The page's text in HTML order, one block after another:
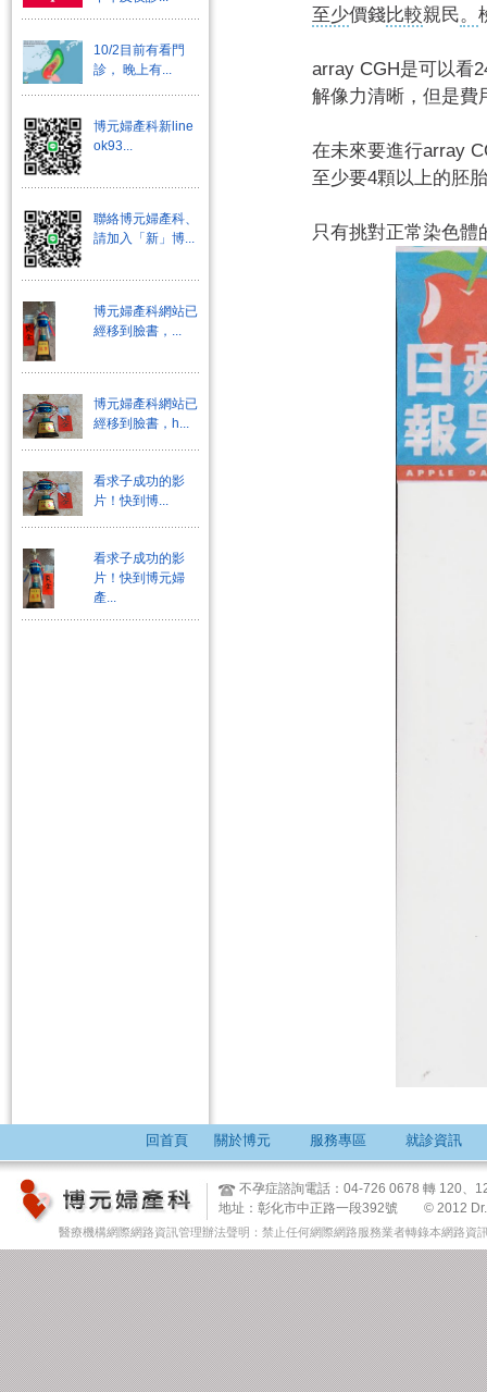
至少價錢比較親民。
array CGH是可以看
解像力清晰，但是費
在未來要進行array
至少要4顆以上的胚
只有挑對正常染色體
10/2目前有看門
診， 晚上有...
博元婦產科新line
ok93...
聯絡博元婦產科、
請加入「新」博...
博元婦產科網站已
經移到臉書，...
博元婦產科網站已
經移到臉書，h...
看求子成功的影
片！快到博...
看求子成功的影
片！快到博元婦
產...
回首頁 關於博元 服務專區 就診資訊
不孕症諮詢電話：04-726 0678 轉
地址：彰化市中正路一段392號 © 2012
醫療機構網際網路資訊管理辦法聲明：禁止任何網際網路服務業者轉錄本網路